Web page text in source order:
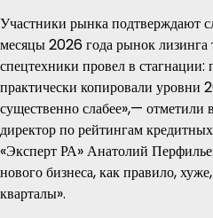
Участники рынка подтверждают
месяцы 2026 года рынок лизинга
спецтехники провел в стагнации:
практически копировали уровни
существенно слабее»,— отметили
директор по рейтингам
«Эксперт РА» Анатолий
нового бизнеса, как правило,
кварталы».